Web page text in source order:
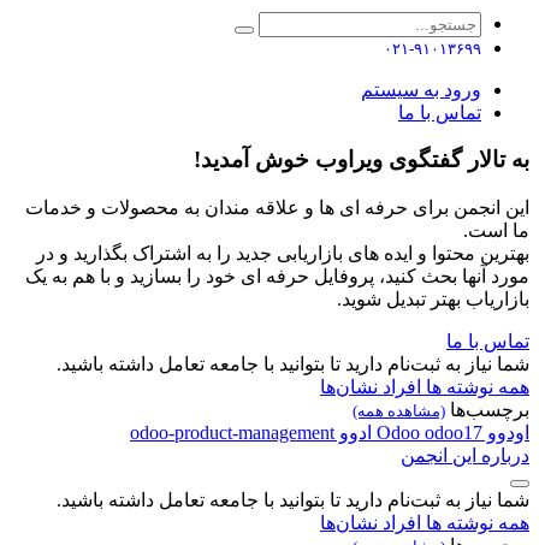
۰۲۱-۹۱۰۱۳۶۹۹
ورود به سیستم
تماس با ما
به تالار گفتگوی ویراوب خوش آمدید!
این انجمن برای حرفه ای ها و علاقه مندان به محصولات و خدمات
ما است.
بهترین محتوا و ایده های بازاریابی جدید را به اشتراک بگذارید و در
مورد آنها بحث کنید، پروفایل حرفه ای خود را بسازید و با هم به یک
بازاریاب بهتر تبدیل شوید.
تماس با ما
شما نیاز به ثبت‌نام دارید تا بتوانید با جامعه تعامل داشته باشید.
همه نوشته ها افراد نشان‌ها
برچسب‌ها (مشاهده همه)
اودوو Odoo odoo17 ادوو odoo-product-management
درباره این انجمن
شما نیاز به ثبت‌نام دارید تا بتوانید با جامعه تعامل داشته باشید.
همه نوشته ها افراد نشان‌ها